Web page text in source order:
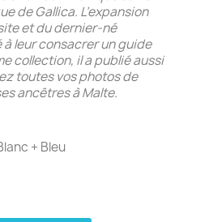
de Gallica. L’expansion
et du dernier-né
à leur consacrer un guide
collection, il a publié aussi
toutes vos photos de
ancêtres à Malte.
+ Bleu